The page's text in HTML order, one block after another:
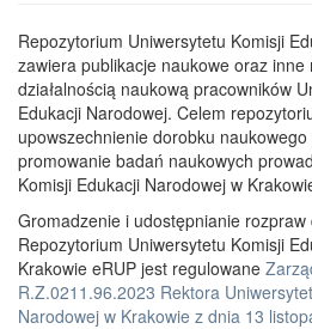
Repozytorium Uniwersytetu Komisji
zawiera publikacje naukowe oraz inne
działalnością naukową pracowników
Edukacji Narodowej. Celem
upowszechnienie dorobku
promowanie badań naukowych
Komisji Edukacji Narodowej w
Gromadzenie i udostępnianie rozpraw
Repozytorium Uniwersytetu Komisji
Krakowie eRUP jest regulowane
R.Z.0211.96.2023 Rektora
Narodowej w Krakowie z dnia 13